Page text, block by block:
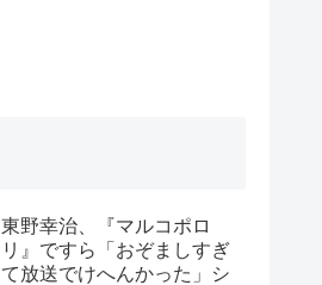
東野幸治、『マルコポロ
リ』ですら「おぞましすぎ
て放送でけへんかった」シ